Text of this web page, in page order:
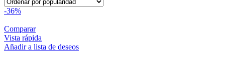
-36%
Comparar
Vista rápida
Añadir a lista de deseos